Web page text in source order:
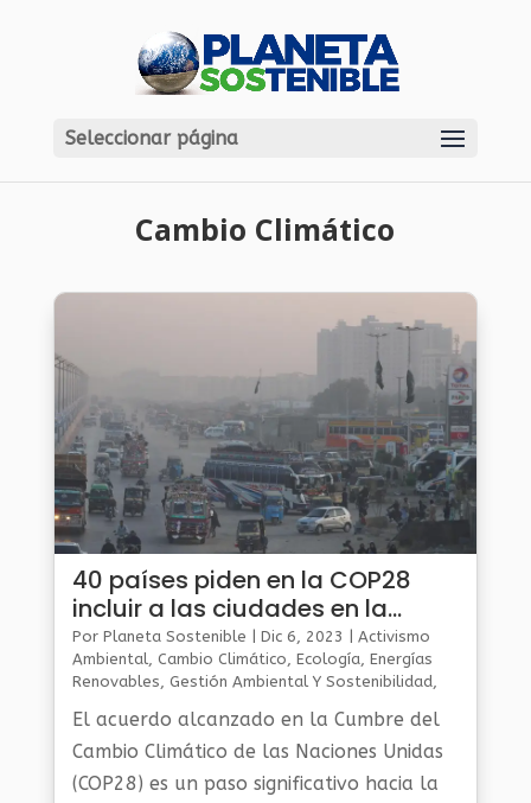
Seleccionar página
Cambio Climático
40 países piden en la COP28
incluir a las ciudades en la
lucha contra la crisis climática
Por Planeta Sostenible Dic 6, 2023
Activismo
Ambiental, Cambio Climático, Ecología, Energías
Renovables, Gestión Ambiental Y Sostenibilidad,
El acuerdo alcanzado en la Cumbre del
Cambio Climático de las Naciones Unidas
(COP28) es un paso significativo hacia la